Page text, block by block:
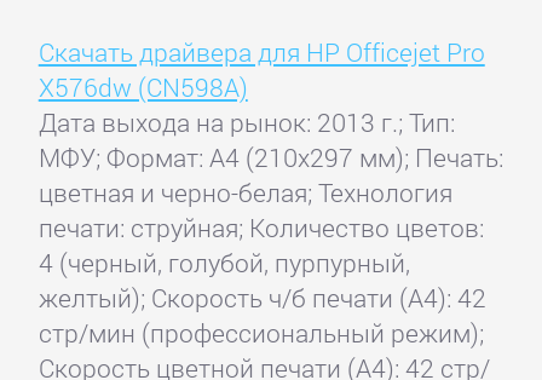
Скачать драйвера для HP Officejet Pro
X576dw (CN598A)
Дата выхода на рынок: 2013 г.; Тип:
МФУ; Формат: A4 (210x297 мм); Печать:
цветная и черно-белая; Технология
печати: струйная; Количество цветов:
4 (черный, голубой, пурпурный,
желтый); Скорость ч/б печати (А4): 42
стр/мин (профессиональный режим);
Скорость цветной печати (А4): 42 стр/